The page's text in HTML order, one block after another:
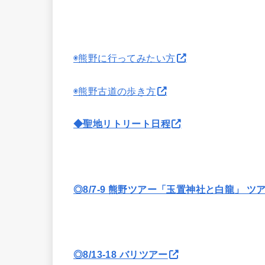
◉熊野に行ってみたい方
◉熊野古道の歩き方
◆聖地リトリート日程
◎8/7-9 熊野ツアー「玉置神社と白龍」 ツ
◎8/13-18 バリツアー